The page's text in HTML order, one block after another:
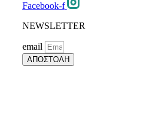
Facebook-f
NEWSLETTER
email
ΑΠΟΣΤΟΛΗ